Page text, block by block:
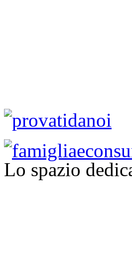
Lo spazio